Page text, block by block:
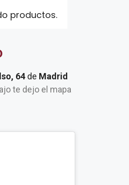
productos.
64 de Madrid
te dejo el mapa